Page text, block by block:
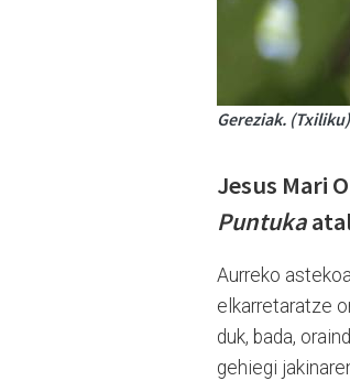
Gereziak. (Txiliku)
Jesus Mari
Puntuka
Aurreko
elkarretaratze
duk, bada,
gehiegi